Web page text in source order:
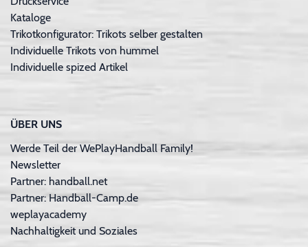
Kataloge
Trikotkonfigurator: Trikots selber gestalten
Individuelle Trikots von hummel
Individuelle spized Artikel
ÜBER UNS
Werde Teil der WePlayHandball Family!
Newsletter
Partner: handball.net
Partner: Handball-Camp.de
weplayacademy
Nachhaltigkeit und Soziales